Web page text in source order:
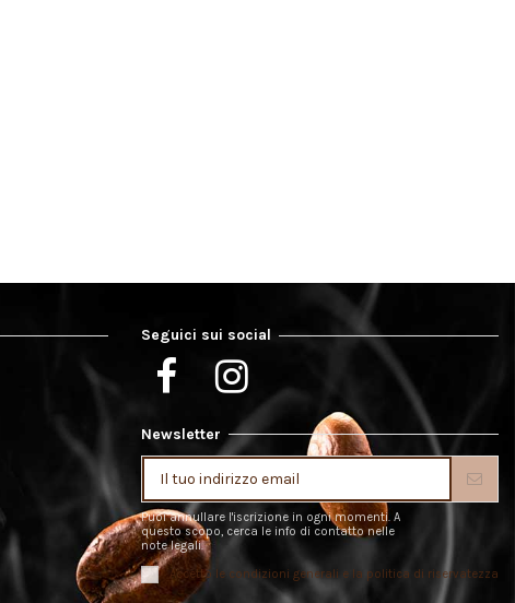
Seguici sui social
Newsletter
Puoi annullare l'iscrizione in ogni momenti. A
questo scopo, cerca le info di contatto nelle
note legali.
Accetto le condizioni generali e la politica di riservatezza